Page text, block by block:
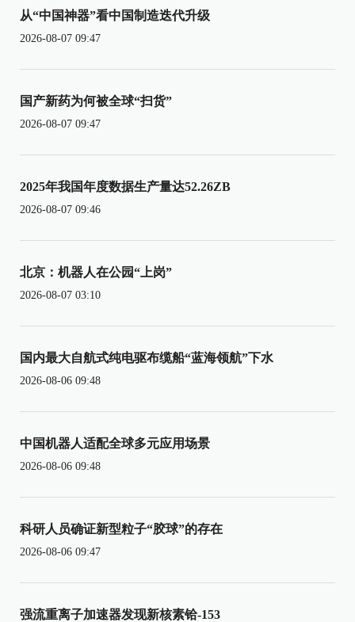
从“中国神器”看中国制造迭代升级
2026-08-07 09:47
国产新药为何被全球“扫货”
2026-08-07 09:47
2025年我国年度数据生产量达52.26ZB
2026-08-07 09:46
北京：机器人在公园“上岗”
2026-08-07 03:10
国内最大自航式纯电驱布缆船“蓝海领航”下水
2026-08-06 09:48
中国机器人适配全球多元应用场景
2026-08-06 09:48
科研人员确证新型粒子“胶球”的存在
2026-08-06 09:47
强流重离子加速器发现新核素铪-153